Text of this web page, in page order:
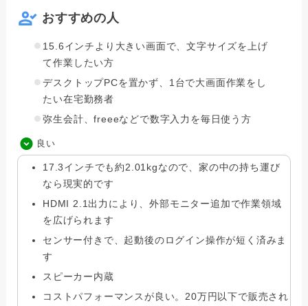
おすすめの人
15.6インチより大きい画面で、文字サイズを上げ
て作業したい方
デスクトップPCを置かず、1台で大画面作業をし
たい在宅勤務者
弥生会計、freeeなどで数字入力を毎日使う方
良い
17.3インチでも約2.01kgなので、家の中の持ち運び
なら現実的です
HDMI 2.1出力により、外部モニター追加で作業領域
を広げられます
センサー付きで、起動後のログイン操作が短く済みま
す
スピーカー内蔵
コストパフォーマンスが良い。20万円以下で販売され